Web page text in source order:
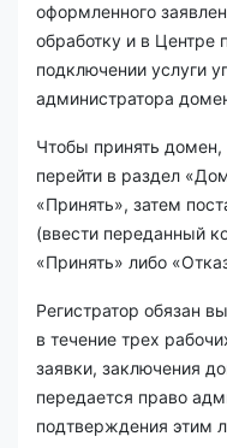
оформленного
обработку и в Центре
подключении услуги
администратора
Чтобы принять
перейти в раздел
«Принять», затем
(ввести переданный
«Принять» либо
Регистратор обязан
в течение трех
заявки, заключения
передается право
подтверждения этим